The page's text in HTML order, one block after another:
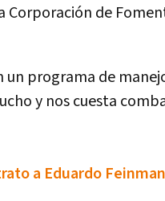
Corporación de
un programa de
y nos cuesta
a Eduardo